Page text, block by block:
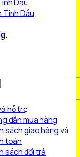
Dầu
Tinh Dầu
hỗ trợ
dẫn mua hàng
sách giao hàng và
toán
sách đổi trả